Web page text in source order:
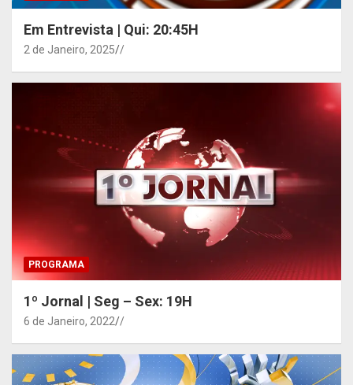
Em Entrevista | Qui: 20:45H
2 de Janeiro, 2025 /
PROGRAMA
1º Jornal | Seg – Sex: 19H
6 de Janeiro, 2022 /